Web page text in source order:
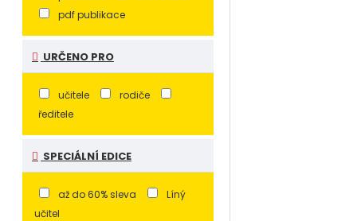
pdf publikace
URČENO PRO
učitele
rodiče
ředitele
SPECIÁLNÍ EDICE
až do 60% sleva
Líný
učitel